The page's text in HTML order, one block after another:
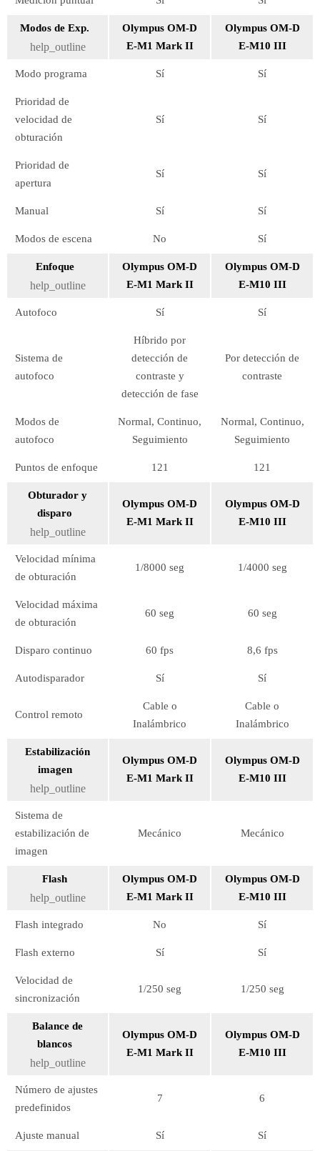
Modos de Exp.
help_outline
Olympus OM-D
E-M1 Mark II
Olympus OM-D
E-M10 III
Modo programa Sí Sí
Prioridad de
velocidad de
obturación
Sí Sí
Prioridad de
apertura
Sí Sí
Manual Sí Sí
Modos de escena No Sí
Enfoque
help_outline
Olympus OM-D
E-M1 Mark II
Olympus OM-D
E-M10 III
Autofoco Sí Sí
Sistema de
autofoco
Híbrido por
detección de
contraste y
detección de fase
Por detección de
contraste
Modos de
autofoco
Normal, Continuo,
Seguimiento
Normal, Continuo,
Seguimiento
Puntos de enfoque 121 121
Obturador y
disparo
help_outline
Olympus OM-D
E-M1 Mark II
Olympus OM-D
E-M10 III
Velocidad mínima
de obturación
1/8000 seg 1/4000 seg
Velocidad máxima
de obturación
60 seg 60 seg
Disparo continuo 60 fps 8,6 fps
Autodisparador Sí Sí
Control remoto
Cable o
Inalámbrico
Cable o
Inalámbrico
Estabilización
imagen
help_outline
Olympus OM-D
E-M1 Mark II
Olympus OM-D
E-M10 III
Sistema de
estabilización de
imagen
Mecánico Mecánico
Flash
help_outline
Olympus OM-D
E-M1 Mark II
Olympus OM-D
E-M10 III
Flash integrado No Sí
Flash externo Sí Sí
Velocidad de
sincronización
1/250 seg 1/250 seg
Balance de
blancos
help_outline
Olympus OM-D
E-M1 Mark II
Olympus OM-D
E-M10 III
Número de ajustes
predefinidos
7 6
Ajuste manual Sí Sí